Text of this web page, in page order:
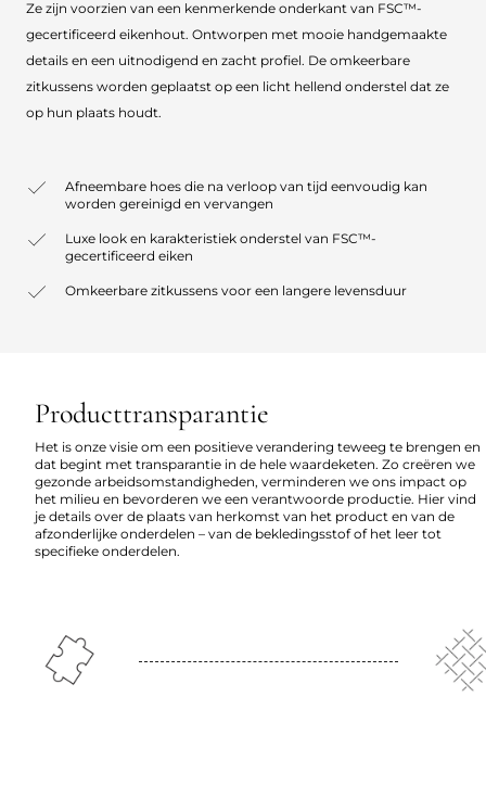
Ze zijn voorzien van een kenmerkende onderkant van FSC™-
gecertificeerd eikenhout. Ontworpen met mooie handgemaakte
details en een uitnodigend en zacht profiel. De omkeerbare
zitkussens worden geplaatst op een licht hellend onderstel dat ze
op hun plaats houdt.
Afneembare hoes die na verloop van tijd eenvoudig kan
worden gereinigd en vervangen
Luxe look en karakteristiek onderstel van FSC™-
gecertificeerd eiken
Omkeerbare zitkussens voor een langere levensduur
Producttransparantie
Het is onze visie om een positieve verandering teweeg te brengen en
dat begint met transparantie in de hele waardeketen. Zo creëren we
gezonde arbeidsomstandigheden, verminderen we ons impact op
het milieu en bevorderen we een verantwoorde productie. Hier vind
je details over de plaats van herkomst van het product en van de
afzonderlijke onderdelen – van de bekledingsstof of het leer tot
specifieke onderdelen.